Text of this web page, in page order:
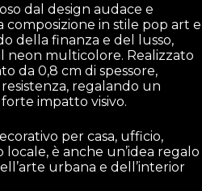
dal design audace e
in stile pop art e
della finanza e del lusso,
neon multicolore. Realizzato
da 0,8 cm di spessore,
regalando un
impatto visivo.
per casa, ufficio,
è anche un’idea regalo
urbana e dell’interior